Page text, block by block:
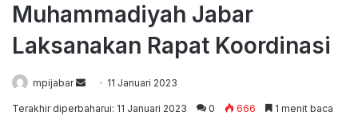
Muhammadiyah Jabar
Laksanakan Rapat Koordinasi
mpijabar
Send11 Januari 2023
Terakhir diperbaharui: 11 Januari 2023 0 666 1 menit baca